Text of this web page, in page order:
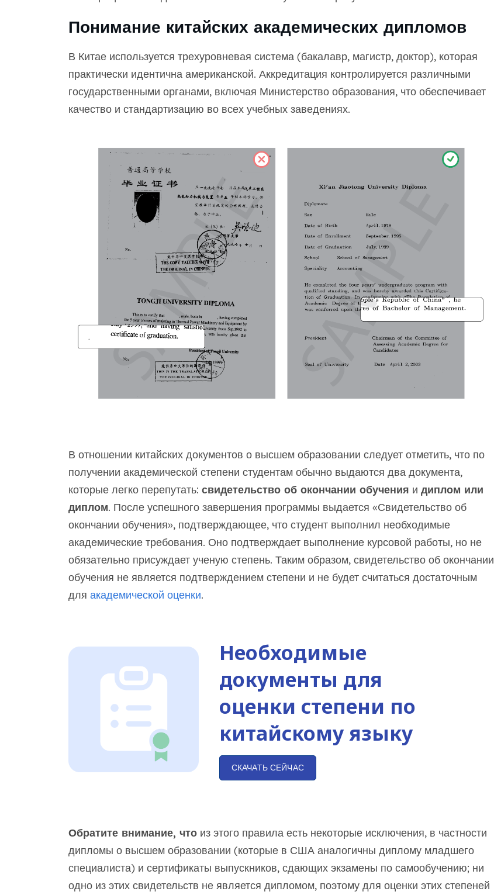
Понимание китайских академических дипломов
В Китае используется трехуровневая система (бакалавр, магистр, доктор), которая
практически идентична американской. Аккредитация контролируется различными
государственными органами, включая Министерство образования, что обеспечивает
качество и стандартизацию во всех учебных заведениях.
В отношении китайских документов о высшем образовании следует отметить, что по
получении академической степени студентам обычно выдаются два документа,
которые легко перепутать: свидетельство об окончании обучения и диплом или
диплом. После успешного завершения программы выдается «Свидетельство об
окончании обучения», подтверждающее, что студент выполнил необходимые
академические требования. Оно подтверждает выполнение курсовой работы, но не
обязательно присуждает ученую степень. Таким образом, свидетельство об окончании
обучения не является подтверждением степени и не будет считаться достаточным
для академической оценки.
Необходимые
документы для
оценки степени по
китайскому языку
СКАЧАТЬ СЕЙЧАС
Обратите внимание, чтоиз этого правила есть некоторые исключения, в частности
дипломы о высшем образовании (которые в США аналогичны диплому младшего
специалиста) и сертификаты выпускников, сдающих экзамены по самообучению; ни
одно из этих свидетельств не является дипломом, поэтому для оценки этих степеней